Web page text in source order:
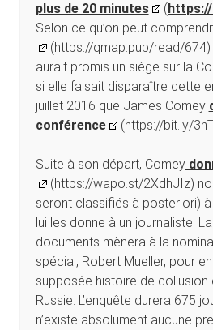
plus de 20 minutes
(
Selon ce qu’on peut
(https://qmap.pub/read/674)
aurait promis un siège sur la
si elle faisait disparaître cette
juillet 2016 que James Comey
conférence
(https://bit.ly/
Suite à son départ, Comey
(https://wapo.st/2XdhJIz)
seront classifiés à posteriori) à
lui les donne à un journaliste.
documents mènera à la
spécial, Robert Mueller, pour
supposée histoire de collusion
Russie. L’enquête durera 675
n’existe absolument aucune